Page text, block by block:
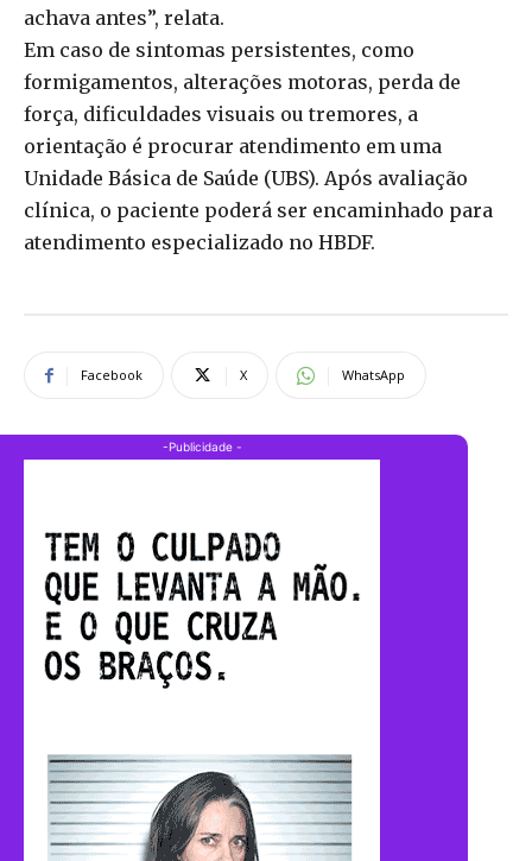
achava antes”, relata.
Em caso de sintomas persistentes, como
formigamentos, alterações motoras, perda de
força, dificuldades visuais ou tremores, a
orientação é procurar atendimento em uma
Unidade Básica de Saúde (UBS). Após avaliação
clínica, o paciente poderá ser encaminhado para
atendimento especializado no HBDF.
Facebook X WhatsApp
-Publicidade -